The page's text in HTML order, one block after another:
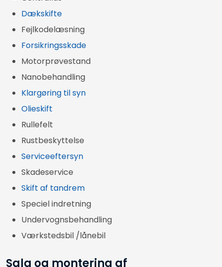
Dækskifte
Fejlkodelæsning
Forsikringsskade
Motorprøvestand
Nanobehandling
Klargøring til syn
Olieskift
Rullefelt
Rustbeskyttelse
Serviceeftersyn
Skadeservice
Skift af tandrem
Speciel indretning
Undervognsbehandling
Værkstedsbil /lånebil
Salg og montering af